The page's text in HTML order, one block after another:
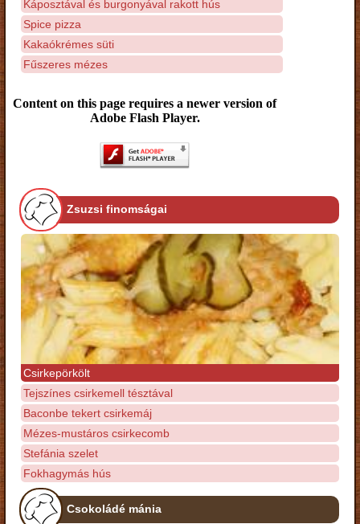
Káposztával és burgonyával rakott hús
Spice pizza
Kakaókrémes süti
Fűszeres mézes
Content on this page requires a newer version of
Adobe Flash Player.
Zsuzsi finomságai
Csirkepörkölt
Tejszínes csirkemell tésztával
Baconbe tekert csirkemáj
Mézes-mustáros csirkecomb
Stefánia szelet
Fokhagymás hús
Csokoládé mánia